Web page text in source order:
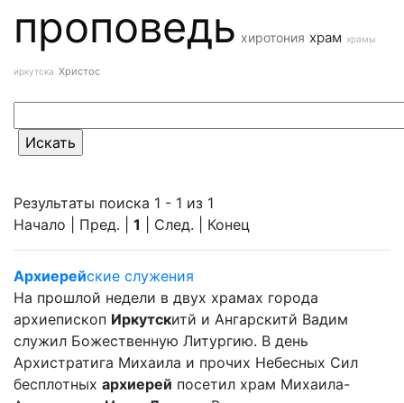
проповедь хиротония храм храмы
иркутска Христос
Результаты поиска 1 - 1 из 1
Начало | Пред. | 1 | След. | Конец
Архиерейские служения
На прошлой недели в двух храмах города
архиепископ Иркутскитй и Ангарскитй Вадим
служил Божественную Литургию. В день
Архистратига Михаила и прочих Небесных Сил
бесплотных архиерей посетил храм Михаила-